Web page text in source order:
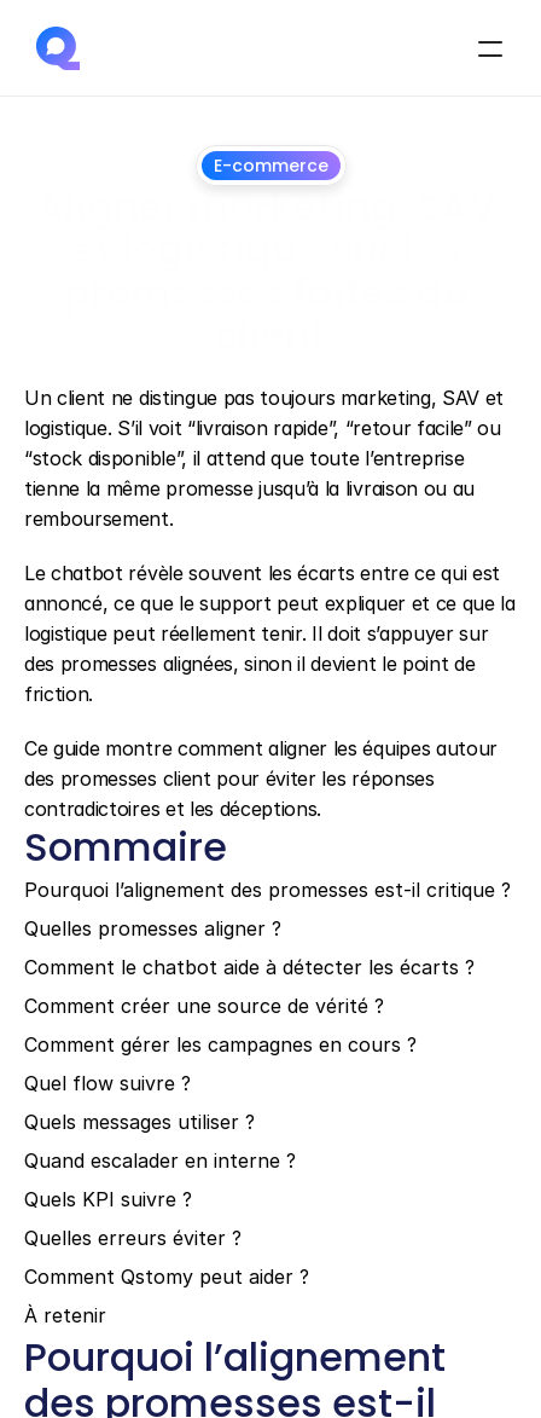
E-commerce
Un client ne distingue pas toujours marketing, SAV et
logistique. S’il voit “livraison rapide”, “retour facile” ou
“stock disponible”, il attend que toute l’entreprise
tienne la même promesse jusqu’à la livraison ou au
remboursement.
Le chatbot révèle souvent les écarts entre ce qui est
annoncé, ce que le support peut expliquer et ce que la
logistique peut réellement tenir. Il doit s’appuyer sur
des promesses alignées, sinon il devient le point de
friction.
Ce guide montre comment aligner les équipes autour
des promesses client pour éviter les réponses
contradictoires et les déceptions.
Sommaire
Pourquoi l’alignement des promesses est-il critique ?
Quelles promesses aligner ?
Comment le chatbot aide à détecter les écarts ?
Comment créer une source de vérité ?
Comment gérer les campagnes en cours ?
Quel flow suivre ?
Quels messages utiliser ?
Quand escalader en interne ?
Quels KPI suivre ?
Quelles erreurs éviter ?
Comment Qstomy peut aider ?
À retenir
Pourquoi l’alignement
des promesses est-il